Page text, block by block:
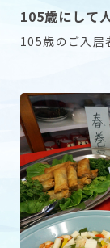
105歳にして
105歳のご入居